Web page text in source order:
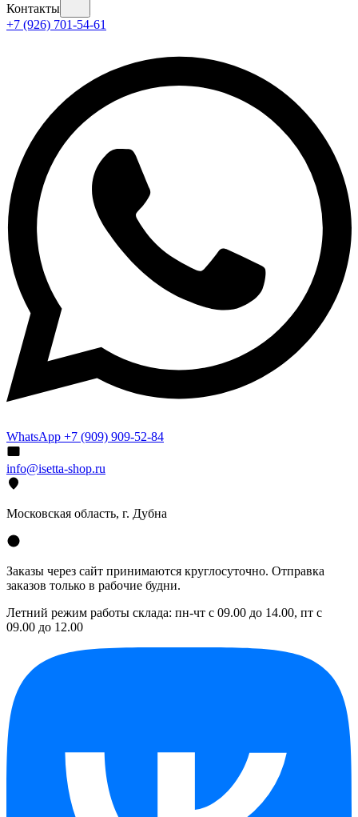
Контакты
+7 (926) 701-54-61
WhatsApp +7 (909) 909-52-84
info@isetta-shop.ru
Московская область, г. Дубна
Заказы через сайт принимаются круглосуточно. Отправка
заказов только в рабочие будни.
Летний режим работы склада: пн-чт с 09.00 до 14.00, пт с
09.00 до 12.00